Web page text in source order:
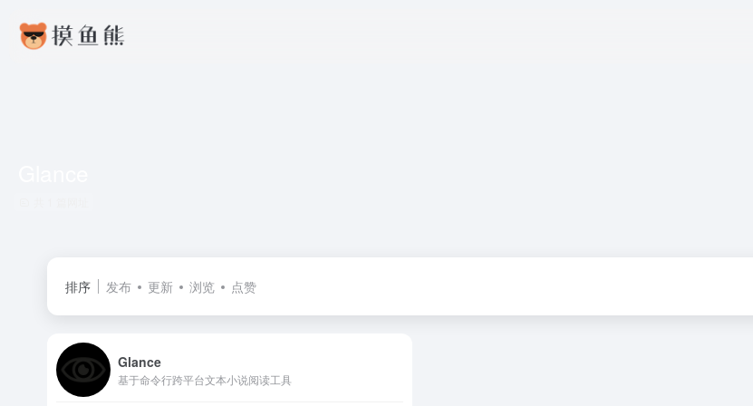
排序 发布 更新 浏览 点赞
Glance
基于命令行跨平台文本小说阅读工具